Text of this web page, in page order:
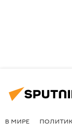
В МИРЕ